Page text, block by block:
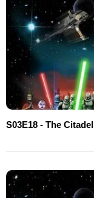
S03E18 - The Citadel